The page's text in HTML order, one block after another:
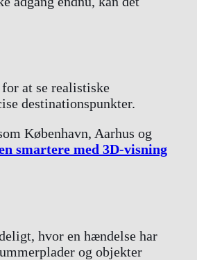
at se realistiske
destinationspunkter.
København, Aarhus og
smartere med 3D-visning
hvor en hændelse har
og objekter